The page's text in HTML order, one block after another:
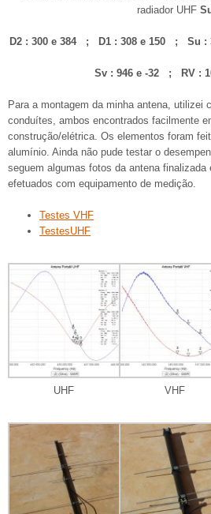
radiador UHF
D2 : 300 e 384 ; D1 : 308 e 150 ; Su :
Sv : 946 e -32 ; RV :
Para a montagem da minha antena, utilizei
conduítes, ambos encontrados facilmente
construção/elétrica. Os elementos foram
alumínio. Ainda não pude testar o
seguem algumas fotos da antena finalizada
efetuados com equipamento de medição.
Testes VHF
TestesUHF
UHF VHF